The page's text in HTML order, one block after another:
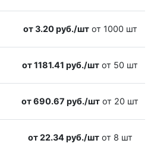
от 3.20 руб./штот 1000 шт
от 1181.41 руб./шт от 50 шт
от 690.67 руб./шт от 20 шт
от 22.34 руб./штот 8 шт